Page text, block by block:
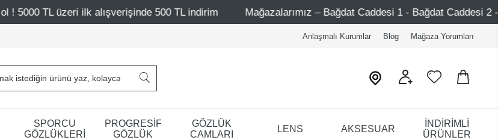
alışverişinde 500 TL indirim Mağazalarımız – Bağdat Caddesi 1 - Bağdat Caddesi 2 - Nişantaşı –
Anlaşmalı Kurumlar Blog Mağaza Yorumları
SPORCU
GÖZLÜKLERİ
PROGRESİF
GÖZLÜK
GÖZLÜK
CAMLARI
LENS AKSESUAR
İNDİRİMLİ
ÜRÜNLER